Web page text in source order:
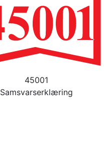
45001
Samsvarserklæring